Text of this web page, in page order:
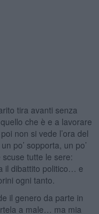
tira avanti senza
che è e a lavorare
non si vede l’ora del
po’ sopporta, un po’
tutte le sere:
il dibattito politico… e
ogni tanto.
il genero da parte in
a male… ma mia